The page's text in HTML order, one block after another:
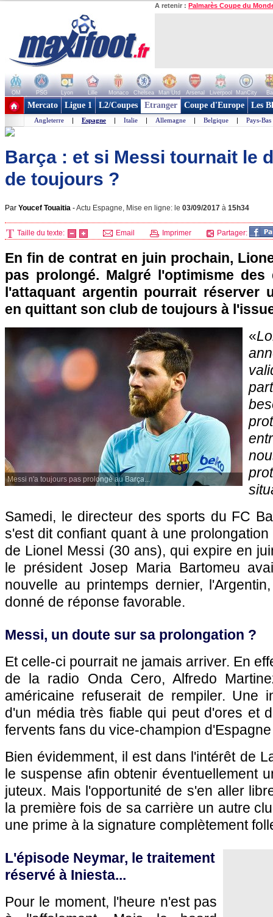
A retenir : Palmarès Coupe du
OM PSG Lyon Lille Monaco Chelsea Man Utd Arsenal Liverpool ManCity
+ de clubs
Mercato Ligue 1 L2/Coupes Etranger Coupe d'Europe Les
Angleterre | Espagne | Italie | Allemagne | Belgique | Pays-Bas
Barça : et si Messi tournait le
de toujours ?
Par Youcef Touaitia -Actu Espagne, Mise en ligne: le 03/09/2017 à 15h34
Taille du texte: Email Imprimer Partager:
En fin de contrat en juin prochain,
pas prolongé. Malgré l'optimisme des
l'attaquant argentin pourrait réserver
en quittant son club de toujours à
Messi n'a toujours pas prolongé au Barça...
«
Samedi, le directeur des sports du FC
s'est dit confiant quant à une
de Lionel Messi (30 ans), qui expire en
le président Josep Maria Bartomeu
nouvelle au printemps dernier,
donné de réponse favorable.
Messi, un doute sur sa prolongation ?
Et celle-ci pourrait ne jamais arriver. En
de la radio Onda Cero, Alfredo
américaine refuserait de rempiler. Une
d'un média très fiable qui peut d'ores et
fervents fans du vice-champion
Bien évidemment, il est dans l'intérêt de
le suspense afin obtenir éventuellement
juteux. Mais l'opportunité de s'en aller
la première fois de sa carrière un autre
une prime à la signature complètement
L'épisode Neymar, le traitement
réservé à Iniesta...
Pour le moment, l'heure n'est pas